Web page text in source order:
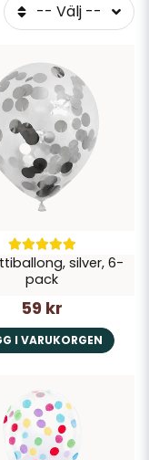
-- Välj --
silver, 6-
pack
59 kr
I VARUKORGEN